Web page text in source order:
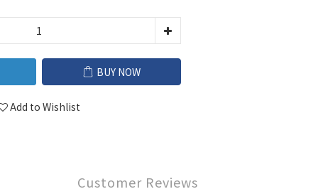
BUY NOW
Add to Wishlist
Customer Reviews